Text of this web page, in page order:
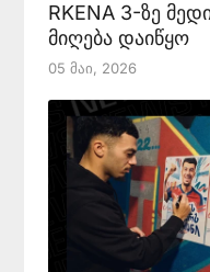
RKENA 3-ზე
მიღება დაიწყო
05 Მაი, 2026